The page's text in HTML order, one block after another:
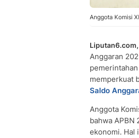
Anggota Komisi
Anggaran
memperkuat
Saldo
Anggota
bahwa APBN
ekonomi. Hal